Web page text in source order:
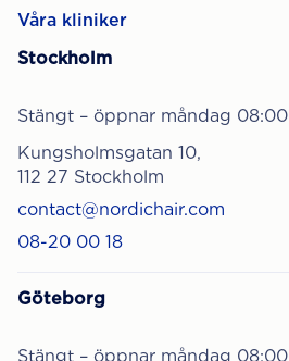
Våra kliniker
Stockholm
Stängt – öppnar måndag 08:00
Kungsholmsgatan 10,
112 27 Stockholm
contact@nordichair.com
08-20 00 18
Göteborg
Stängt – öppnar måndag 08:00